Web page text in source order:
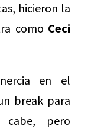
hicieron la
como Ceci
en el
break para
cabe, pero